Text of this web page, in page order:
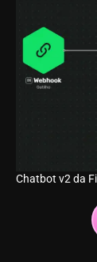
Chatbot v2 da